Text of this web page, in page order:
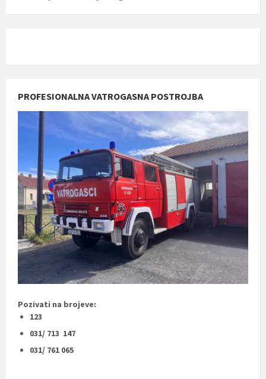
PROFESIONALNA VATROGASNA POSTROJBA
Pozivati na brojeve:
123
031/ 713 147
031/ 761 065